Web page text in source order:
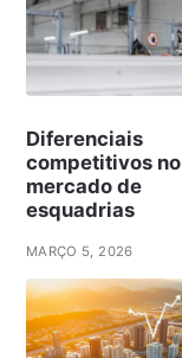
Diferenciais
competitivos no
mercado de
esquadrias
MARÇO 5, 2026